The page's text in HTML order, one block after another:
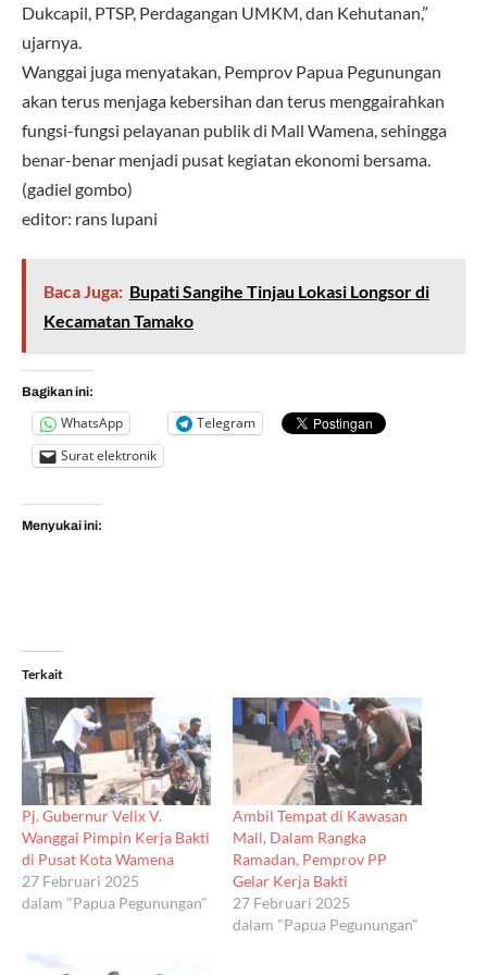
Dukcapil, PTSP, Perdagangan UMKM, dan Kehutanan,”
ujarnya.
Wanggai juga menyatakan, Pemprov Papua Pegunungan
akan terus menjaga kebersihan dan terus menggairahkan
fungsi-fungsi pelayanan publik di Mall Wamena, sehingga
benar-benar menjadi pusat kegiatan ekonomi bersama.
(gadiel gombo)
editor: rans lupani
Baca Juga: Bupati Sangihe Tinjau Lokasi Longsor di
Kecamatan Tamako
Bagikan ini:
WhatsApp
Telegram
Surat elektronik
Menyukai ini:
Terkait
Pj. Gubernur Velix V.
Wanggai Pimpin Kerja Bakti
di Pusat Kota Wamena
27 Februari 2025
dalam "Papua Pegunungan"
Ambil Tempat di Kawasan
Mall, Dalam Rangka
Ramadan, Pemprov PP
Gelar Kerja Bakti
27 Februari 2025
dalam "Papua Pegunungan"